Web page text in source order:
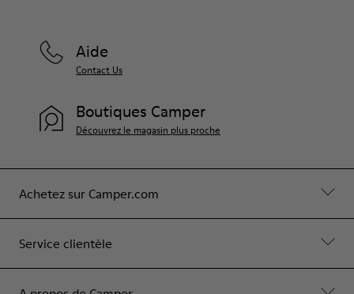
Achetez sur Camper.com
Service clientèle
Aide
Contact Us
Boutiques Camper
Découvrez le magasin plus proche